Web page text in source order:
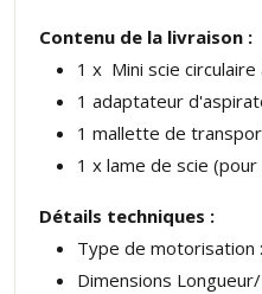
Contenu de la livraison :
1 x Mini scie circulaire
1 adaptateur
1 mallette de
1 x lame de scie
Détails techniques :
Type de motorisation
Dimensions